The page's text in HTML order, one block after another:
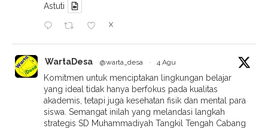
Astuti
X
WartaDesa @warta_desa · 4 Agu
Komitmen untuk menciptakan lingkungan belajar
yang ideal tidak hanya berfokus pada kualitas
akademis, tetapi juga kesehatan fisik dan mental para
siswa. Semangat inilah yang melandasi langkah
strategis SD Muhammadiyah Tangkil Tengah Cabang